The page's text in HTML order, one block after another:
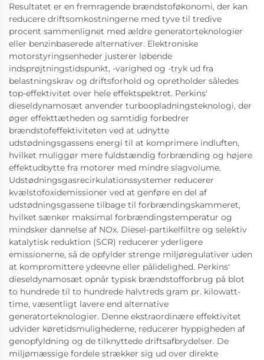
Resultatet er en fremragende brændstoføkonomi, der kan
reducere driftsomkostningerne med tyve til tredive
procent sammenlignet med ældre generatorteknologier
eller benzinbaserede alternativer. Elektroniske
motorstyringsenheder justerer løbende
indsprøjtningstidspunkt, -varighed og -tryk ud fra
belastningskrav og driftsforhold og opretholder således
top-effektivitet over hele effektspektret. Perkins'
dieseldynamosæt anvender turboopladningsteknologi, der
øger effekttætheden og samtidig forbedrer
brændstofeffektiviteten ved at udnytte
udstødningsgassens energi til at komprimere indluften,
hvilket muliggør mere fuldstændig forbrænding og højere
effektudbytte fra motorer med mindre slagvolume.
Udstødningsgasrecirkulationssystemer reducerer
kvælstofoxidemissioner ved at genføre en del af
udstødningsgassene tilbage til forbrændingskammeret,
hvilket sænker maksimal forbrændingstemperatur og
mindsker dannelse af NOx. Diesel-partikelfiltre og selektiv
katalytisk reduktion (SCR) reducerer yderligere
emissionerne, så de opfylder strenge miljøregulativer uden
at kompromittere ydeevne eller pålidelighed. Perkins'
dieseldynamosæt opnår typisk brændstofforbrug på blot
to hundrede til to hundrede halvtreds gram pr. kilowatt-
time, væsentligt lavere end alternative
generatorteknologier. Denne ekstraordinære effektivitet
udvider køretidsmulighederne, reducerer hyppigheden af
genopfyldning og de tilknyttede driftsafbrydelser. De
miljømæssige fordele strækker sig ud over direkte